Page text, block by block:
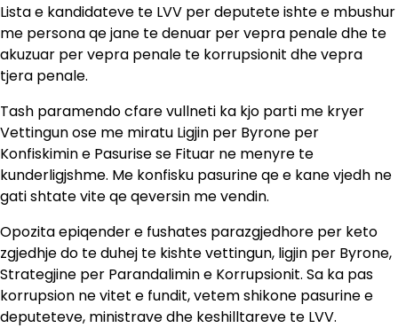
Lista e kandidateve te LVV per deputete ishte e mbushur
me persona qe jane te denuar per vepra penale dhe te
akuzuar per vepra penale te korrupsionit dhe vepra
tjera penale.
Tash paramendo cfare vullneti ka kjo parti me kryer
Vettingun ose me miratu Ligjin per Byrone per
Konfiskimin e Pasurise se Fituar ne menyre te
kunderligjshme. Me konfisku pasurine qe e kane vjedh ne
gati shtate vite qe qeversin me vendin.
Opozita epiqender e fushates parazgjedhore per keto
zgjedhje do te duhej te kishte vettingun, ligjin per Byrone,
Strategjine per Parandalimin e Korrupsionit. Sa ka pas
korrupsion ne vitet e fundit, vetem shikone pasurine e
deputeteve, ministrave dhe keshilltareve te LVV.